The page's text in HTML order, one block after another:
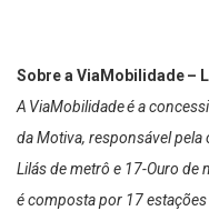
Sobre a ViaMobilidade –
A ViaMobilidade é a
da Motiva, responsável pela
Lilás de metrô e 17-Ouro de
é composta por 17 estações